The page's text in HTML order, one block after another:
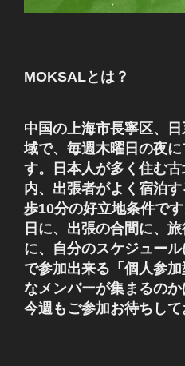
MOKSALとは？
中国の上海市長寧区、
域で、毎週木曜日の夜
す。日本人が多く住む
内、出張者がよく宿泊
歩10分の好立地条件で
日に、出張の合間に、
に、自分のスケジュー
で参加出来る「個人参
なメンバーが集まるのか
今週もご参加お待ちして